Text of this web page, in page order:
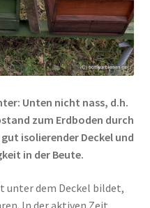
Unten nicht nass, d.h.
zum Erdboden durch
isolierender Deckel und
in der Beute.
unter dem Deckel bildet,
In der aktiven Zeit